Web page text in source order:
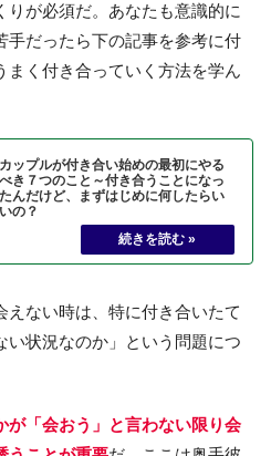
が必須だ。あなたも意識的に
手だったら下の記事を参考に付
まく付き合っていく方法を学ん
カップルが付き合い始めの最初にやる
べき７つのこと～付き合うことになっ
たんだけど、まずはじめに何したらい
いの？
ない時は、特に付き合いたて
い状況なのか」という問題につ
が「会おう」と言わない限り会